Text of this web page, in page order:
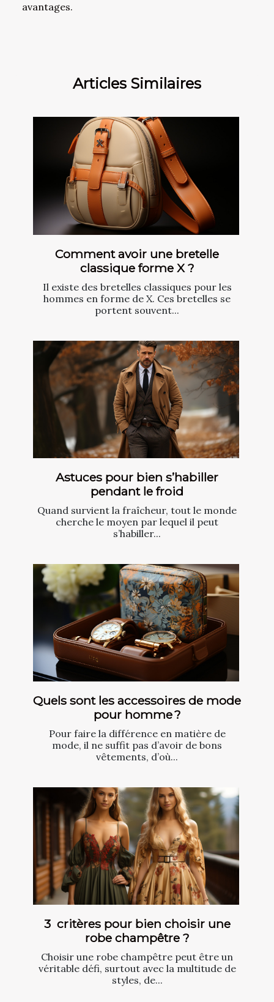
avantages.
Articles Similaires
Comment avoir une bretelle
classique forme X ?
Il existe des bretelles classiques pour les
hommes en forme de X. Ces bretelles se
portent souvent...
Astuces pour bien s’habiller
pendant le froid
Quand survient la fraîcheur, tout le monde
cherche le moyen par lequel il peut
s’habiller...
Quels sont les accessoires de mode
pour homme ?
Pour faire la différence en matière de
mode, il ne suffit pas d’avoir de bons
vêtements, d’où...
3 critères pour bien choisir une
robe champêtre ?
Choisir une robe champêtre peut être un
véritable défi, surtout avec la multitude de
styles, de...